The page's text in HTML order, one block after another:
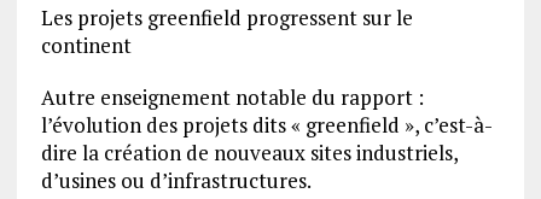
Les projets greenfield progressent sur le
continent
Autre enseignement notable du rapport :
l’évolution des projets dits « greenfield », c’est-à-
dire la création de nouveaux sites industriels,
d’usines ou d’infrastructures.